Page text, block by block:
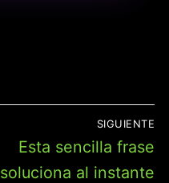
SIGUIENTE
Entrada
siguiente:
Esta sencilla frase
soluciona al instante